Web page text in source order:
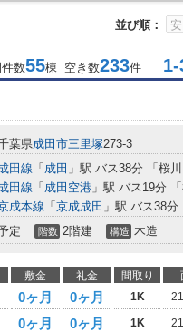
並び順：
数55棟 空き数233件 1-
葉県成田市三里塚273-3
田線 「 成田 」駅 バス38分 「桜
田線 「 成田空港 」駅 バス19分
成本線 「 京成成田 」駅 バス38
定 階数 2階建 構造 木造
敷金 礼金 間取り
0ヶ月 0ヶ月 1K
0ヶ月 0ヶ月 1K